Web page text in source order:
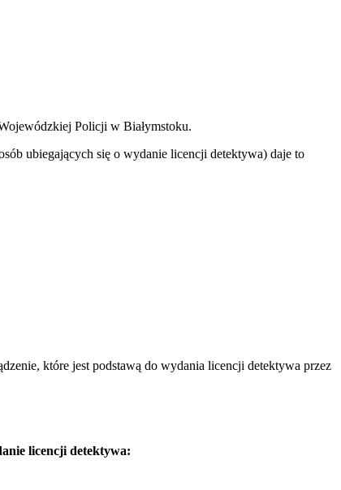
Policji w Białymstoku.
ubiegających się o wydanie licencji detektywa) daje to
które jest podstawą do wydania licencji detektywa przez
licencji detektywa: